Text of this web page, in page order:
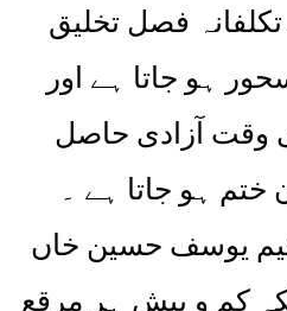
فصل تخلیق
ہو جاتا ہے اور
وقت آزادی حاصل
ہو جاتا ہے ۔
یوسف حسین خاں
کم و بیش ہر مرقع